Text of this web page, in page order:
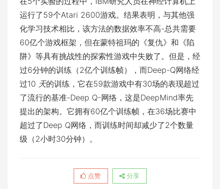
运行了59个Atari 2600游戏。结果表明，与其他强
化学习技术相比，该方法的数据效率不高-总共需要
60亿个游戏框架，但在蒙特祖玛的《复仇》和《陷
阱》等具有挑战性的探索性游戏中失败了。但是，经
过6分钟的训练（2亿个训练帧），而Deep-Q网络经
过10 天的训练，它在59款游戏中有30场的表现超过
了流行的基准-Deep Q-网络，这是DeepMind率先
提出的架构。它拥有60亿个训练帧，在36场比赛中
超过了Deep Q网络，而训练时间却减少了2个数量
级（2小时30分钟）。
点赞 分享